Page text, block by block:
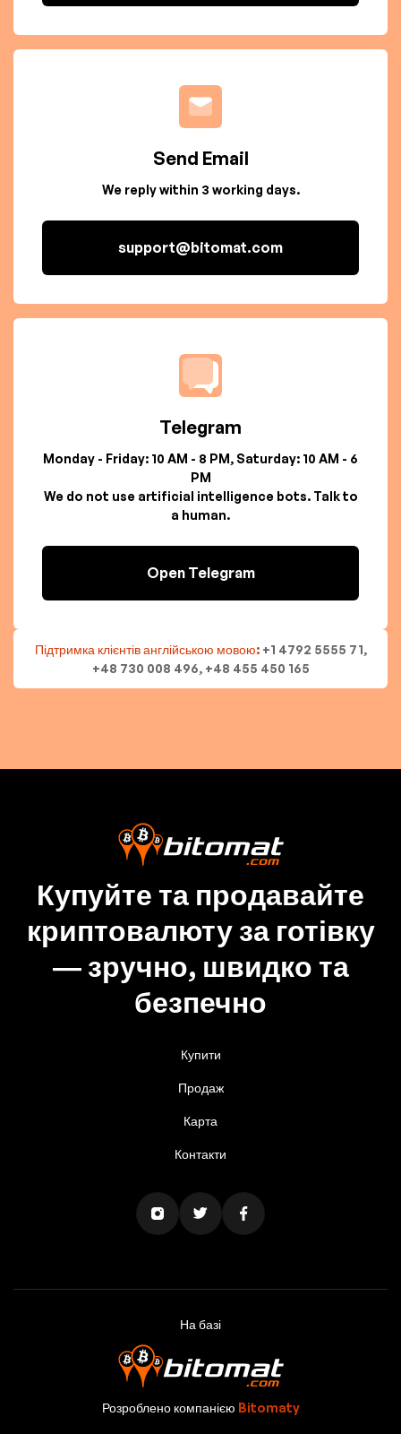
Send Email
We reply within 3 working days.
support@bitomat.com
Telegram
Monday - Friday: 10 AM - 8 PM, Saturday: 10 AM - 6
PM
We do not use artificial intelligence bots. Talk to
a human.
Open Telegram
Підтримка клієнтів англійською мовою: +1 4792 5555 71,
+48 730 008 496, +48 455 450 165
Купуйте та продавайте
криптовалюту за готівку
— зручно, швидко та
безпечно
Купити
Продаж
Карта
Контакти
На базі
Розроблено компанією Bitomaty